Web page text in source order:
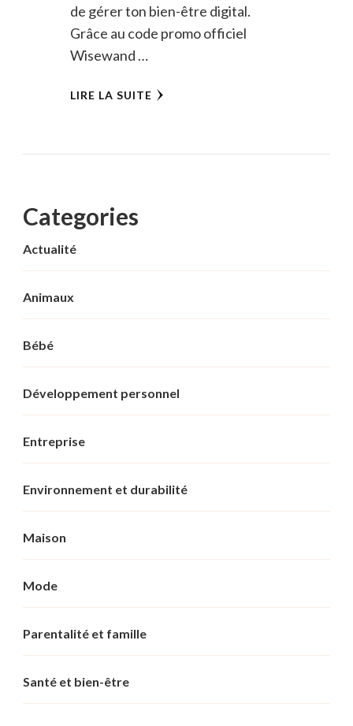
de gérer ton bien-être digital.
Grâce au code promo officiel
Wisewand …
LIRE LA SUITE
Categories
Actualité
Animaux
Bébé
Développement personnel
Entreprise
Environnement et durabilité
Maison
Mode
Parentalité et famille
Santé et bien-être